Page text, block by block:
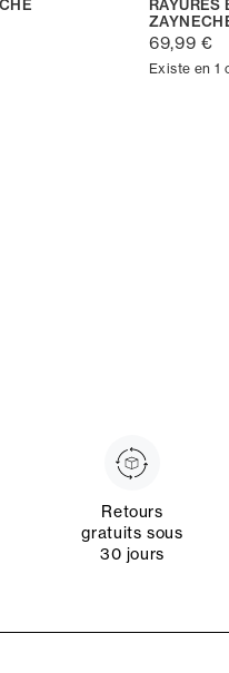
RAYURES
69,99 €
Existe en 1
Retours
gratuits sous
30 jours